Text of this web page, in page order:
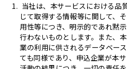
当社は、本サービスにおける品
じて取得する情報等に関して、
用性等につき、明示的であれ黙
行わないものとします。また、
業の利用に供されるデータベー
ても同様であり、申込企業が本